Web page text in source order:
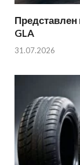
GLA
31.07.2026